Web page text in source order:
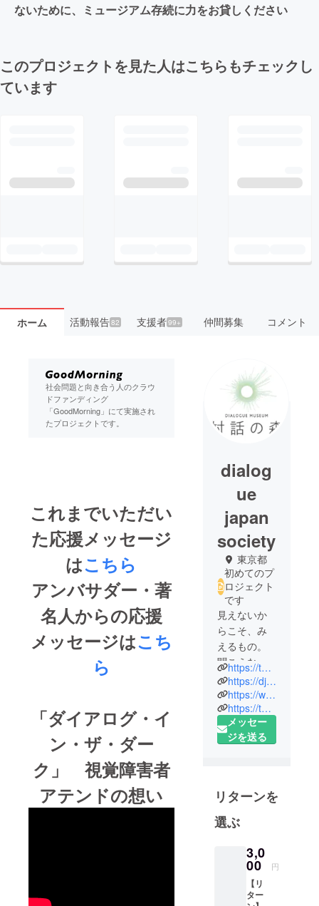
ないために、ミュージアム存続に力をお貸しください
このプロジェクトを見た人はこちらもチェックし
ています
ホーム 活動報告82 支援者99+ 仲間募集 コメント
社会問題と向き合う人のクラウ
ドファンディング
「GoodMorning」にて実施され
たプロジェクトです。
これまでいただい
た応援メッセージ
はこちら
アンバサダー・著
名人からの応援
メッセージはこち
ら
「ダイアログ・イ
ン・ザ・ダー
ク」 視覚障害者
アテンドの想い
dialog
ue
japan
society
東京都
初めてのプ
ロジェクト
です
見えないか
らこそ、み
えるもの。
聞こえない
からこそ、
聴こえるも
の。老いる
からこそ、
学べるこ
性を使い楽
しむことの
できる
では、見た
目や固定観
念から解放
された対話
https://taiwanomori.dialogue.or.jp/
https://djs.dialogue.or.jp/
https://www.facebook.com/DIALOGUEMUSEUM
https://twitter.com/DialogintheDark
メッセー
ジを送る
リターンを
選ぶ
3,0
00 円
【リ
ター